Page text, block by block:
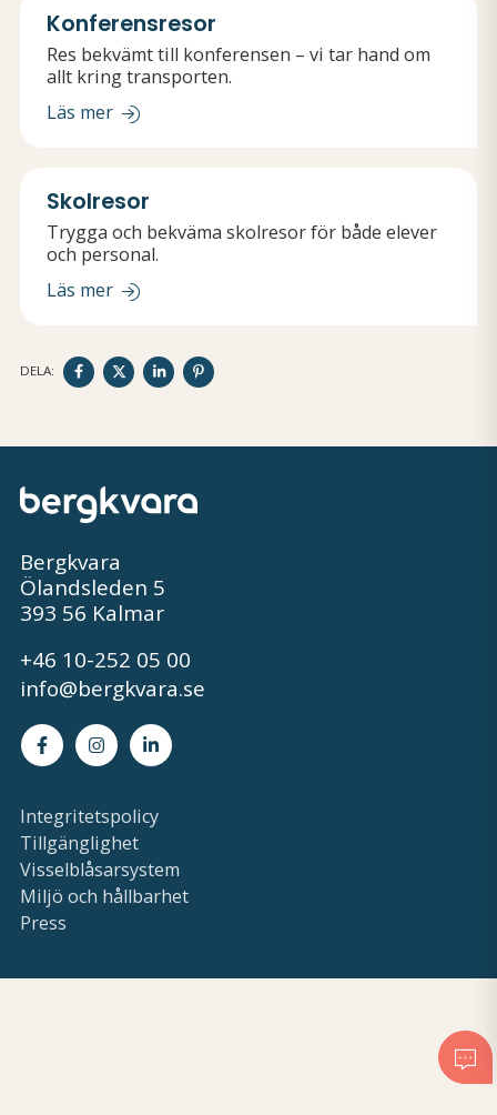
Konferensresor
Res bekvämt till konferensen – vi tar hand om
allt kring transporten.
Läs mer
Skolresor
Trygga och bekväma skolresor för både elever
och personal.
Läs mer
DELA:
DELA
PÅ
DELA
PÅ
DELA
PÅ
DELA
PÅ
Bergkvara
Ölandsleden 5
393 56 Kalmar
+46 10-252 05 00
info@bergkvara.se
FacebookInstagram
Integritetspolicy
Tillgänglighet
Visselblåsarsystem
Miljö och hållbarhet
Press